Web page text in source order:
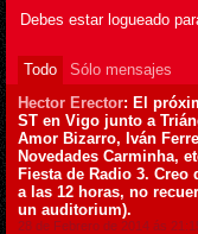
Debes estar logueado
Todo
Sólo mensajes
Hector Erector: El
ST en Vigo junto a
Amor Bizarro, Iván
Novedades Carminha,
Fiesta de Radio 3. Creo
a las 12 horas, no
un auditorium).
28 de Febrero de 2014 ás